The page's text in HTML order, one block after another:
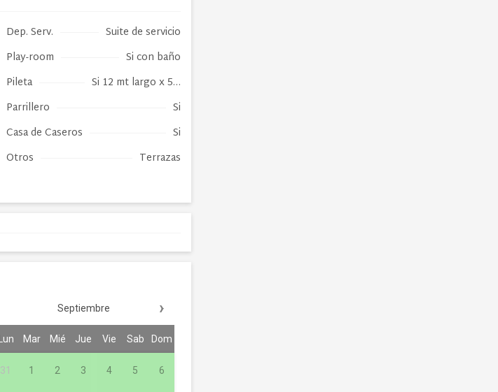
Dep. Serv.
Suite de servicio
Play-room
Si con baño
Pileta
Si 12 mt largo x 5…
Parrillero
Si
Casa de Caseros
Si
Otros
Terrazas
Septiembre ›
Lun Mar Mié Jue Vie Sab Dom
31 1 2 3 4 5 6